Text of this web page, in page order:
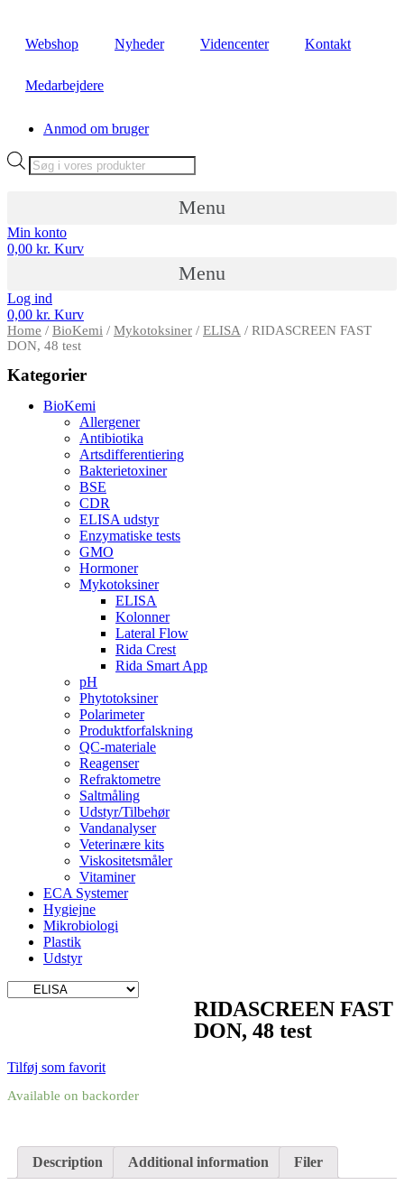
indhold
Webshop Nyheder Videncenter Kontakt
Medarbejdere
Anmod om bruger
Products
search
Menu
Min konto
0,00 kr. Kurv
Menu
Log ind
0,00 kr. Kurv
Home / BioKemi / Mykotoksiner / ELISA / RIDASCREEN FAST
DON, 48 test
Kategorier
BioKemi
Allergener
Antibiotika
Artsdifferentiering
Bakterietoxiner
BSE
CDR
ELISA udstyr
Enzymatiske tests
GMO
Hormoner
Mykotoksiner
ELISA
Kolonner
Lateral Flow
Rida Crest
Rida Smart App
pH
Phytotoksiner
Polarimeter
Produktforfalskning
QC-materiale
Reagenser
Refraktometre
Saltmåling
Udstyr/Tilbehør
Vandanalyser
Veterinære kits
Viskositetsmåler
Vitaminer
ECA Systemer
Hygiejne
Mikrobiologi
Plastik
Udstyr
RIDASCREEN FAST
DON, 48 test
Tilføj som favorit
Available on backorder
Description Additional information Filer